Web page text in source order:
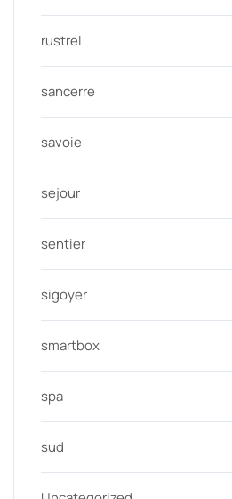
rustrel
sancerre
savoie
sejour
sentier
sigoyer
smartbox
spa
sud